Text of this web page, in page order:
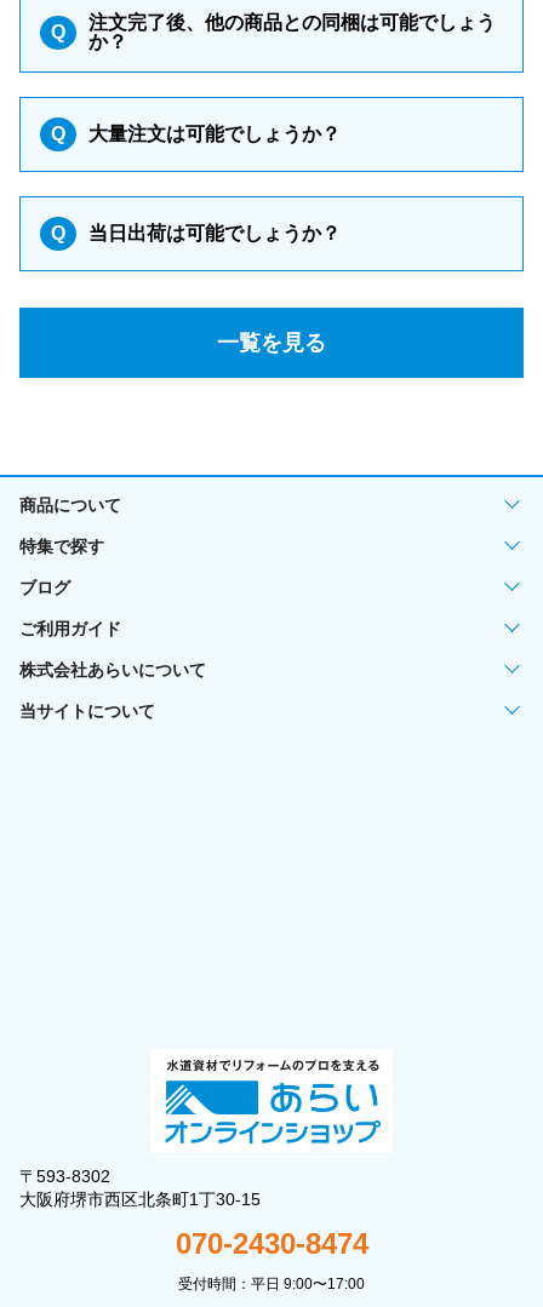
Q
注文完了後、他の商品との同梱は可能でしょう
か？
Q 大量注文は可能でしょうか？
Q 当日出荷は可能でしょうか？
一覧を見る
商品について
特集で探す
ブログ
ご利用ガイド
株式会社あらいについて
当サイトについて
〒593-8302
大阪府堺市西区北条町1丁30-15
070-2430-8474
受付時間：平日 9:00〜17:00